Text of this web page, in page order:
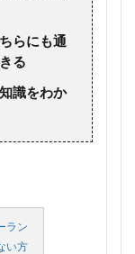
らにも通
る
識をわか
ラン
い方